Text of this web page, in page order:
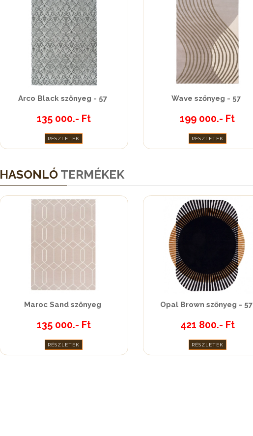
Arco Black szőnyeg - 57
135 000.- Ft
RÉSZLETEK
Wave szőnyeg - 57
199 000.- Ft
RÉSZLETEK
HASONLÓ TERMÉKEK
Maroc Sand szőnyeg
135 000.- Ft
RÉSZLETEK
Opal Brown szőnyeg - 57
421 800.- Ft
RÉSZLETEK